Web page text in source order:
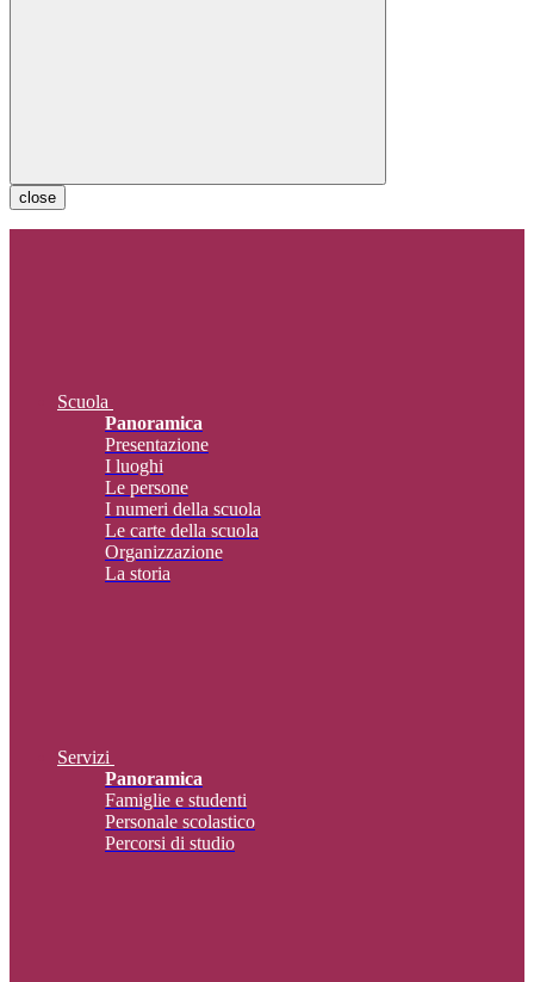
close
Scuola
Panoramica
Presentazione
I luoghi
Le persone
I numeri della scuola
Le carte della scuola
Organizzazione
La storia
Servizi
Panoramica
Famiglie e studenti
Personale scolastico
Percorsi di studio